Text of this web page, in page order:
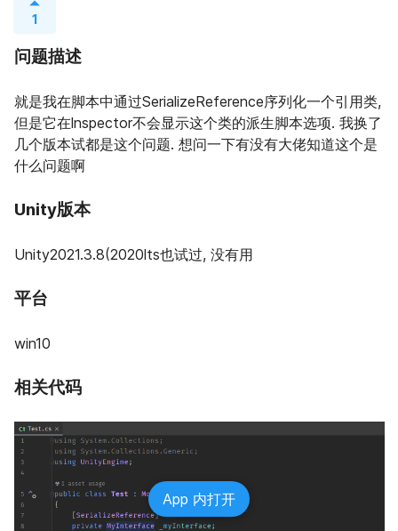
1
问题描述
就是我在脚本中通过SerializeReference序列化一个引用类,
但是它在lnspector不会显示这个类的派生脚本选项. 我换了
几个版本试都是这个问题. 想问一下有没有大佬知道这个是
什么问题啊
Unity版本
Unity2021.3.8(2020lts也试过, 没有用
平台
win10
相关代码
App 内打开